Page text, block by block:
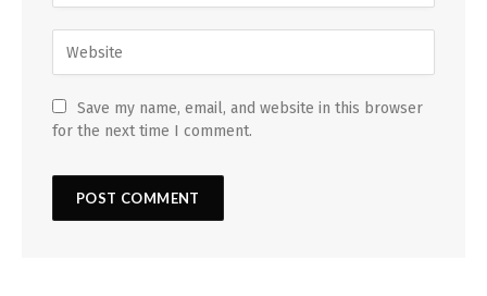
Save my name, email, and website in this browser
for the next time I comment.